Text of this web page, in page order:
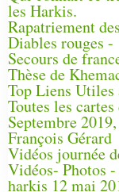
les Harkis.
Rapatriement
Diables rouges -
Secours de
Thèse de
Top Liens
Toutes les
Septembre
François Gérard
Vidéos journée
Vidéos- Photos
harkis 12 mai